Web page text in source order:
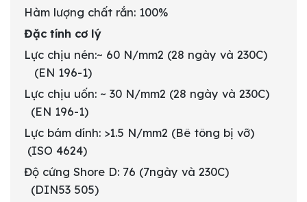
Hàm lượng chất rắn: 100%
Đặc tính cơ lý
Lực chịu nén:~ 60 N/mm2 (28 ngày và 230C)
(EN 196-1)
Lực chịu uốn: ~ 30 N/mm2 (28 ngày và 230C)
(EN 196-1)
Lực bám dính: >1.5 N/mm2 (Bê tông bị vỡ)
(ISO 4624)
Độ cứng Shore D: 76 (7ngày và 230C)
(DIN53 505)